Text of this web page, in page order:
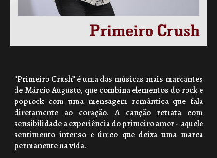
“Primeiro Crush” é uma das músicas mais marcantes
de Márcio Augusto, que combina elementos do rock e
poprock com uma mensagem romântica que fala
diretamente ao coração. A canção retrata com
sensibilidade a experiência do primeiro amor - aquele
sentimento intenso e único que deixa uma marca
permanente na vida.